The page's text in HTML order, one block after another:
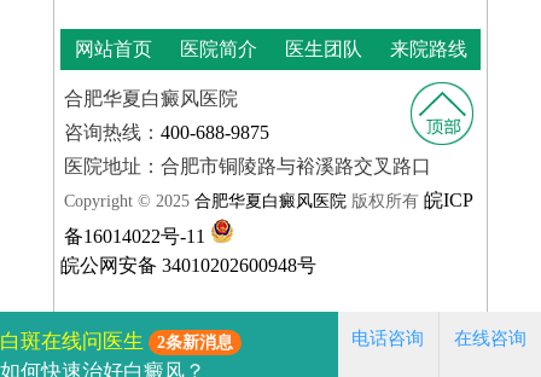
网站首页 医院简介 医生团队 来院路线
合肥华夏白癜风医院
咨询热线： 400-688-9875
医院地址：合肥市铜陵路与裕溪路交叉路口
Copyright © 2025 合肥华夏白癜风医院 版权所有 皖ICP
备16014022号-11
皖公网安备 34010202600948号
白斑在线问医生 2条新消息
如何快速治好白癜风？
电话咨询 在线咨询